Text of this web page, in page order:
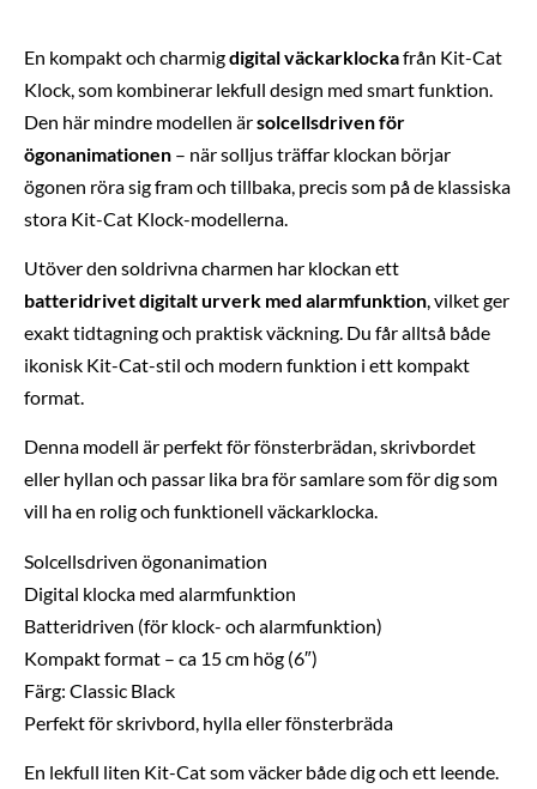
En kompakt och charmigdigital väckarklockafrån Kit-Cat
Klock, som kombinerar lekfull design med smart funktion.
Den här mindre modellen ärsolcellsdriven för
ögonanimationen – när solljus träffar klockan börjar
ögonen röra sig fram och tillbaka, precis som på de klassiska
stora Kit-Cat Klock-modellerna.
Utöver den soldrivna charmen har klockan ett
batteridrivet digitalt urverk med alarmfunktion, vilket ger
exakt tidtagning och praktisk väckning. Du får alltså både
ikonisk Kit-Cat-stil och modern funktion i ett kompakt
format.
Denna modell är perfekt för fönsterbrädan, skrivbordet
eller hyllan och passar lika bra för samlare som för dig som
vill ha en rolig och funktionell väckarklocka.
Solcellsdriven ögonanimation
Digital klocka med alarmfunktion
Batteridriven (för klock- och alarmfunktion)
Kompakt format – ca 15 cm hög (6″)
Färg: Classic Black
Perfekt för skrivbord, hylla eller fönsterbräda
En lekfull liten Kit-Cat som väcker både dig och ett leende.